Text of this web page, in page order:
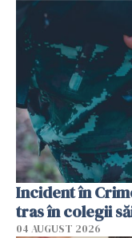
Incident în
tras în colegii
04 AUGUST 2026